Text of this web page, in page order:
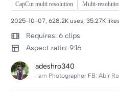
CapCut multi resolution
Multi-
2025-10-07, 628.2K uses, 35.27K
Requires: 6 clips
Aspect ratio: 9:16
adeshro340
I am Photographer FB: Abir